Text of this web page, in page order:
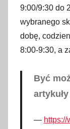
s
t
y
n
9:00/9:30 do
wybranego
dobę,
8:00-9:30, a
Być